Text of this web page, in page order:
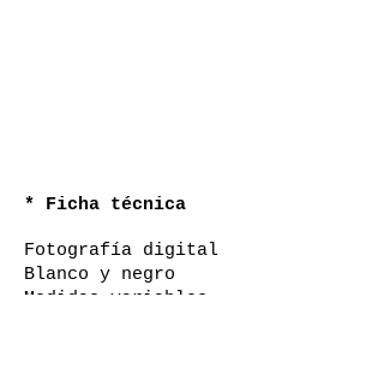
* Ficha técnica
Fotografía digital
Blanco y negro
Medidas variables